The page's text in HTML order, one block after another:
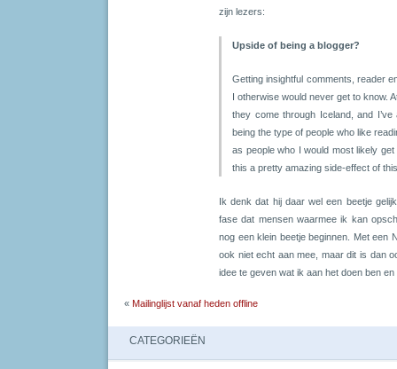
zijn lezers:
Upside of being a blogger?
Getting insightful comments, reader
I otherwise would never get to know.
they come through Iceland, and
being the type of people who like
as people who I would most likely
this a pretty amazing side-effect of
Ik denk dat hij daar wel een beetje
fase dat mensen waarmee ik kan
nog een klein beetje beginnen. Met een
ook niet echt aan mee, maar dit is dan
idee te geven wat ik aan het doen ben
« Mailinglijst vanaf heden offline
CATEGORIEËN